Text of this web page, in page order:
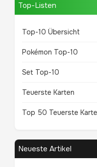
Top-Listen
Top-10 Übersicht
Pokémon Top-10
Set Top-10
Teuerste Karten
Top 50 Teuerste
Neueste Artikel